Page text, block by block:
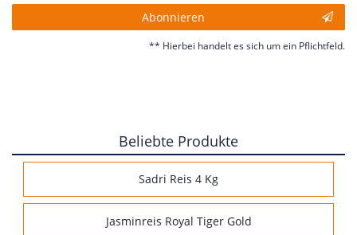
Abonnieren
** Hierbei handelt es sich um ein Pflichtfeld.
Beliebte Produkte
Sadri Reis 4 Kg
Jasminreis Royal Tiger Gold